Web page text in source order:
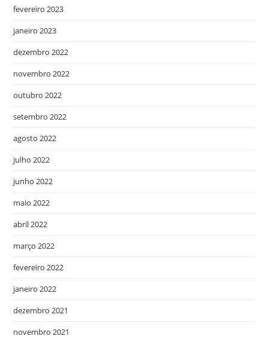
fevereiro 2023
janeiro 2023
dezembro 2022
novembro 2022
outubro 2022
setembro 2022
agosto 2022
julho 2022
junho 2022
maio 2022
abril 2022
março 2022
fevereiro 2022
janeiro 2022
dezembro 2021
novembro 2021